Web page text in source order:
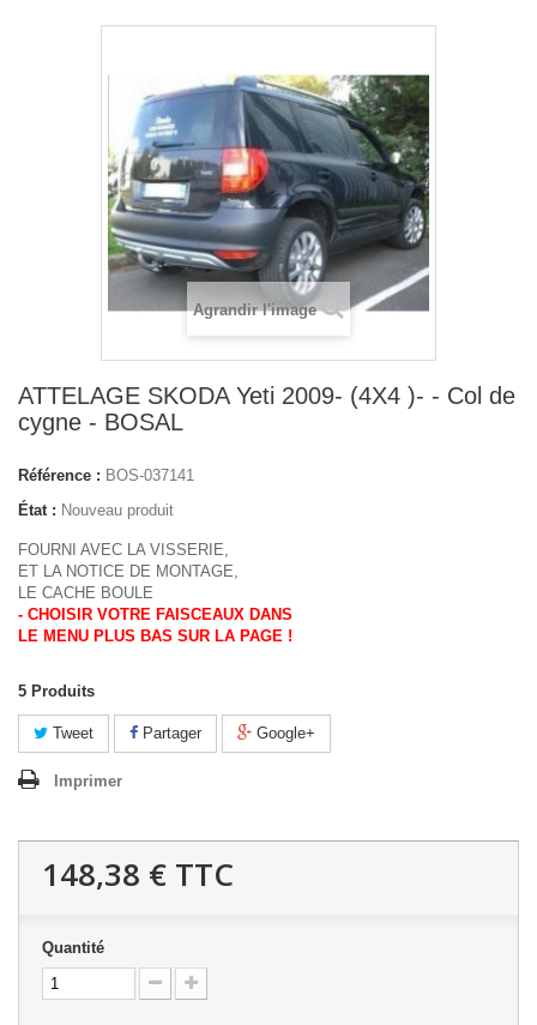
Agrandir l'image
ATTELAGE SKODA Yeti 2009- (4X4 )- - Col de
cygne - BOSAL
Référence : BOS-037141
État : Nouveau produit
FOURNI AVEC LA VISSERIE,
ET LA NOTICE DE MONTAGE,
LE CACHE BOULE
- CHOISIR VOTRE FAISCEAUX DANS
LE MENU PLUS BAS SUR LA PAGE !
5 Produits
Tweet Partager Google+
Imprimer
148,38 € TTC
Quantité